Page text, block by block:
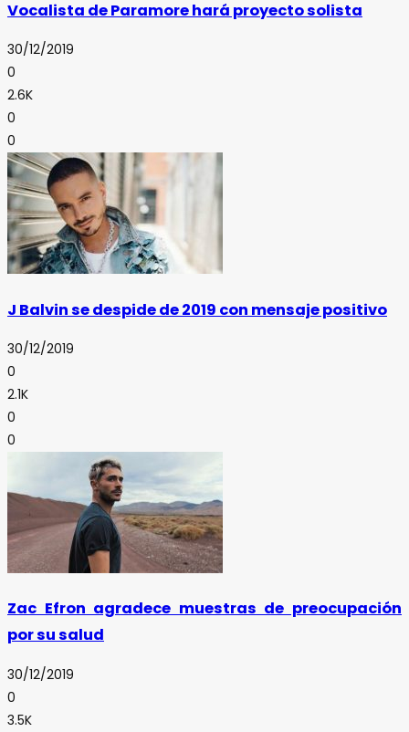
Vocalista de Paramore hará proyecto solista
30/12/2019
0
2.6K
0
0
J Balvin se despide de 2019 con mensaje positivo
30/12/2019
0
2.1K
0
0
Zac Efron agradece muestras de preocupación
por su salud
30/12/2019
0
3.5K